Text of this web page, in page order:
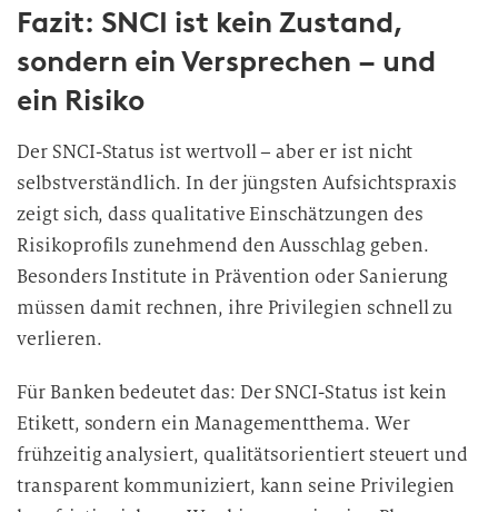
Fazit: SNCI ist kein Zustand,
sondern ein Versprechen – und
ein Risiko
Der SNCI-Status ist wertvoll – aber er ist nicht
selbstverständlich. In der jüngsten Aufsichtspraxis
zeigt sich, dass qualitative Einschätzungen des
Risikoprofils zunehmend den Ausschlag geben.
Besonders Institute in Prävention oder Sanierung
müssen damit rechnen, ihre Privilegien schnell zu
verlieren.
Für Banken bedeutet das: Der SNCI-Status ist kein
Etikett, sondern ein Managementthema. Wer
frühzeitig analysiert, qualitätsorientiert steuert und
transparent kommuniziert, kann seine Privilegien